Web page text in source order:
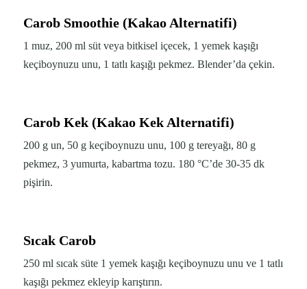
Carob Smoothie (Kakao Alternatifi)
1 muz, 200 ml süt veya bitkisel içecek, 1 yemek kaşığı
keçiboynuzu unu, 1 tatlı kaşığı pekmez. Blender’da çekin.
Carob Kek (Kakao Kek Alternatifi)
200 g un, 50 g keçiboynuzu unu, 100 g tereyağı, 80 g
pekmez, 3 yumurta, kabartma tozu. 180 °C’de 30-35 dk
pişirin.
Sıcak Carob
250 ml sıcak süte 1 yemek kaşığı keçiboynuzu unu ve 1 tatlı
kaşığı pekmez ekleyip karıştırın.